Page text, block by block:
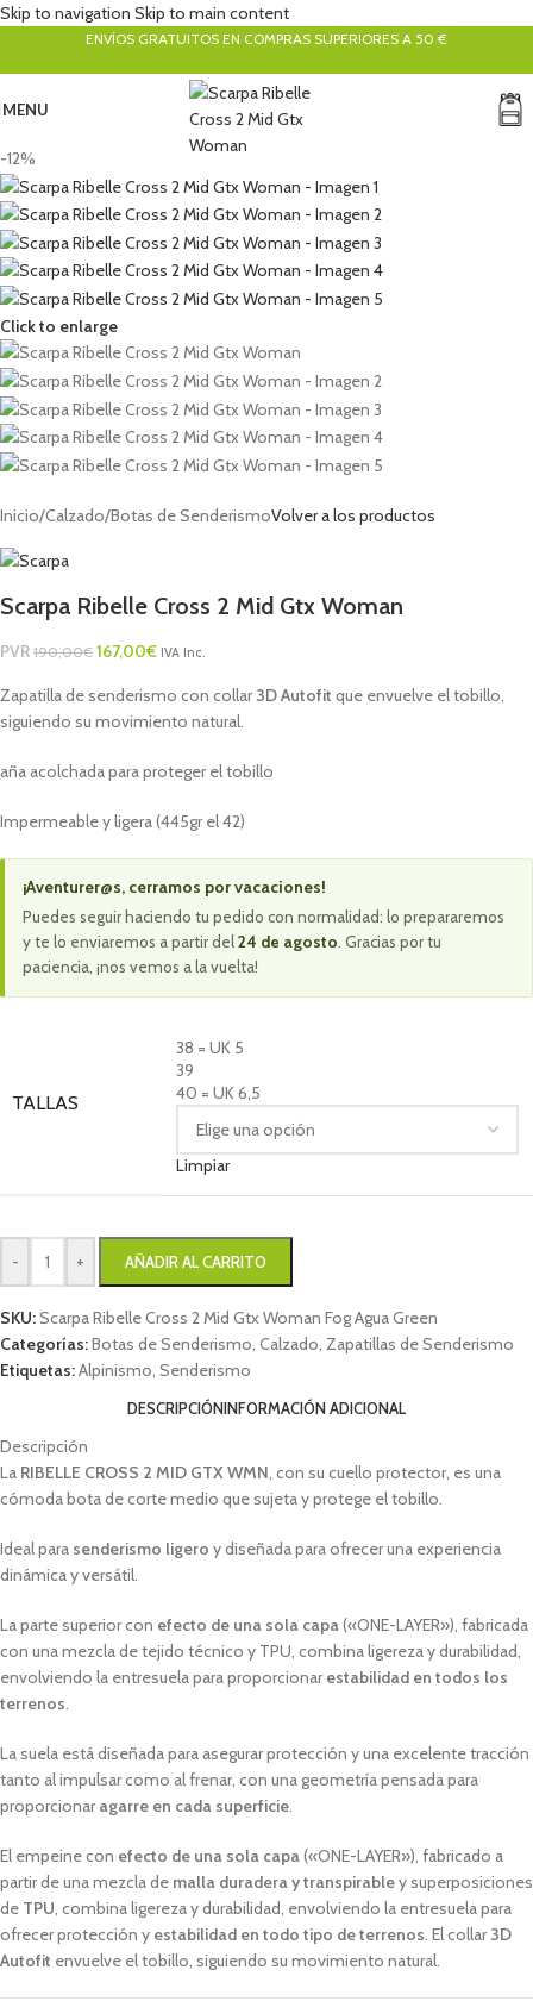
Skip to navigation Skip to main content
ENVÍOS GRATUITOS EN COMPRAS SUPERIORES A 50 €
MENU
-12%
Click to enlarge
Inicio/Calzado/Botas de SenderismoVolver a los productos
Scarpa Ribelle Cross 2 Mid Gtx Woman
PVR 190,00€ 167,00€ IVA Inc.
Zapatilla de senderismo con collar3D Autofit que envuelve el tobillo,
siguiendo su movimiento natural.
aña acolchada para proteger el tobillo
Impermeable y ligera (445gr el 42)
¡Aventurer@s, cerramos por vacaciones!
Puedes seguir haciendo tu pedido con normalidad: lo prepararemos
y te lo enviaremos a partir del24 de agosto . Gracias por tu
paciencia, ¡nos vemos a la vuelta!
TALLAS
38 = UK 5
39
40 = UK 6,5
Limpiar
- + AÑADIR AL CARRITO
SKU:Scarpa Ribelle Cross 2 Mid Gtx Woman Fog Agua Green
Categorías:Botas de Senderismo, Calzado, Zapatillas de Senderismo
Etiquetas:Alpinismo, Senderismo
DESCRIPCIÓNINFORMACIÓN ADICIONAL
Descripción
La RIBELLE CROSS 2 MID GTX WMN, con su cuello protector, es una
cómoda bota de corte medio que sujeta y protege el tobillo.
Ideal para senderismo ligero y diseñada para ofrecer una experiencia
dinámica y versátil.
La parte superior con efecto de una sola capa(«ONE-LAYER»), fabricada
con una mezcla de tejido técnico y TPU, combina ligereza y durabilidad,
envolviendo la entresuela para proporcionarestabilidad en todos los
terrenos.
La suela está diseñada para asegurar protección y una excelente tracción
tanto al impulsar como al frenar, con una geometría pensada para
proporcionaragarre en cada superficie.
El empeine con efecto de una sola capa(«ONE-LAYER»), fabricado a
partir de una mezcla de malla duradera y transpirabley superposiciones
de TPU, combina ligereza y durabilidad, envolviendo la entresuela para
ofrecer protección y estabilidad en todo tipo de terrenos. El collar3D
Autofit envuelve el tobillo, siguiendo su movimiento natural.